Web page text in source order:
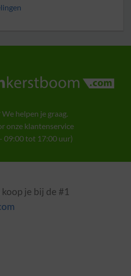
We helpen je graag.
onze klantenservice
09:00 tot 17:00 uur)
koop je bij de #1